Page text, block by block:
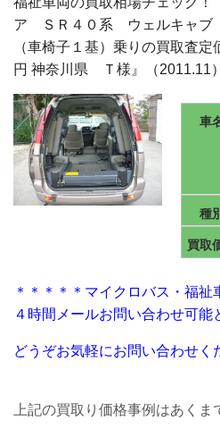
ア ＳＲ４０系 ウェルキャブ
（車椅子１基） 乗りの買取査
円 神奈川県 Ｔ様』（2011.11）
車
種
買取
＊＊＊＊＊マイクロバス・福祉
４時間メールお問い合わせ可能
どうぞお気軽にお問い合わせく
上記の買取り価格事例はあくま